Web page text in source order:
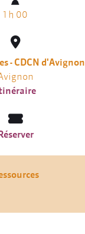
1 h 00
- CDCN d'Avignon